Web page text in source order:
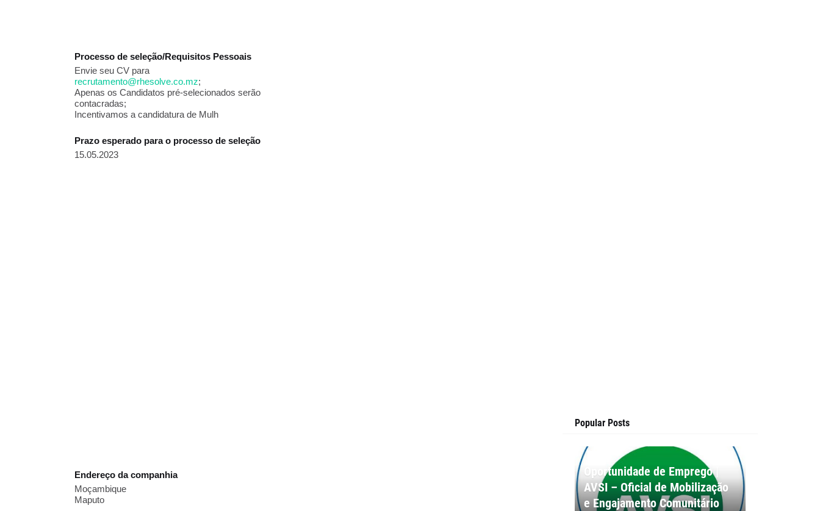
Processo de seleção/Requisitos Pessoais
Envie seu CV para
recrutamento@rhesolve.co.mz;
Apenas os Candidatos pré-selecionados serão
contacradas;
Incentivamos a candidatura de Mulh
Prazo esperado para o processo de seleção
15.05.2023
Endereço da companhia
Moçambique
Maputo
Popular Posts
Oportunidade de Emprego |
AVSI – Oficial de Mobilização
e Engajamento Comunitário